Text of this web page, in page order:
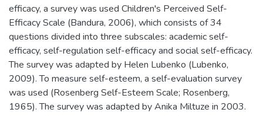
efficacy, a survey was used Children's Perceived Self-
Efficacy Scale (Bandura, 2006), which consists of 34
questions divided into three subscales: academic self-
efficacy, self-regulation self-efficacy and social self-efficacy.
The survey was adapted by Helen Lubenko (Lubenko,
2009). To measure self-esteem, a self-evaluation survey
was used (Rosenberg Self-Esteem Scale; Rosenberg,
1965). The survey was adapted by Anika Miltuze in 2003.